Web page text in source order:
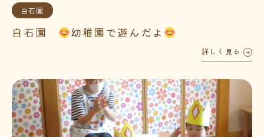
白石園
白石園 幼稚園で遊んだよ
詳しく見る